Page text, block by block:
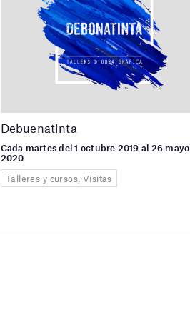
Debuenatinta
Cada martes del 1 octubre 2019 al 26 mayo
2020
Talleres y cursos, Visitas